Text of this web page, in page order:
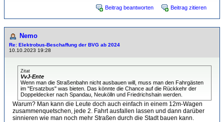
Beitrag beantworten Beitrag zitieren
Nemo
Re: Elektrobus-Beschaffung der BVG ab 2024
10.10.2023 19:28
Zitat
VvJ-Ente
Wenn man die Straßenbahn nicht ausbauen will, muss man den Fahrgästen
im "Ersatzbus" was bieten. Das könnte die Chance auf die Rückkehr der
Doppeldecker nach Spandau, Neukölln und Friedrichshain werden.
Warum? Man kann die Leute doch auch einfach in einem 12m-Wagen
zusammenquetschen, jede 2. Fahrt ausfallen lassen und dann darüber
sinnieren wie man noch mehr Straßen durch die Stadt bauen kann.